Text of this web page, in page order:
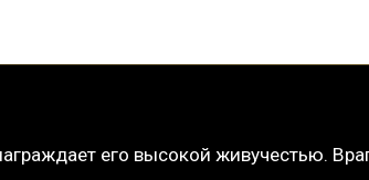
его высокой живучестью.